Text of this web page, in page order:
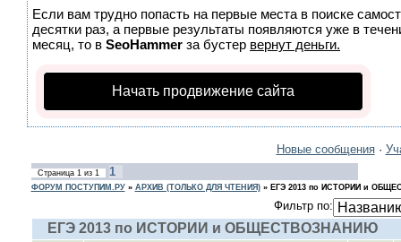
Если вам трудно попасть на первые места в поиске
десятки раз, а первые результаты появляются уже в
месяц, то в SeoHammer за бустер вернут деньги.
Начать продвижение сайта
Новые сообщения·
Страница 1из 1 1
ФОРУМ ПОСТУПИМ.РУ» АРХИВ (ТОЛЬКО ДЛЯ ЧТЕНИЯ)» ЕГЭ 2013 по ИСТОРИИ и
Фильтр по:
ЕГЭ 2013 по ИСТОРИИ и ОБЩЕСТВОЗНАНИЮ